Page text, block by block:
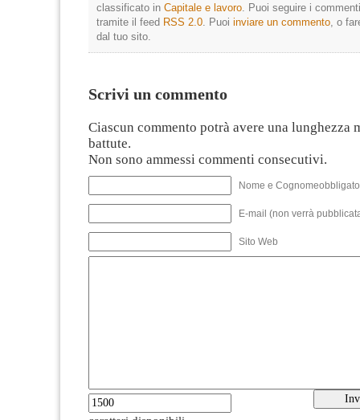
classificato in Capitale e lavoro . Puoi seguire i
tramite il feed RSS 2.0 . Puoi inviare un commento , o
dal tuo sito.
Scrivi un commento
Ciascun commento potrà avere una lunghezza
battute.
Non sono ammessi commenti consecutivi.
Nome e
E-mail (non verrà
Sito Web